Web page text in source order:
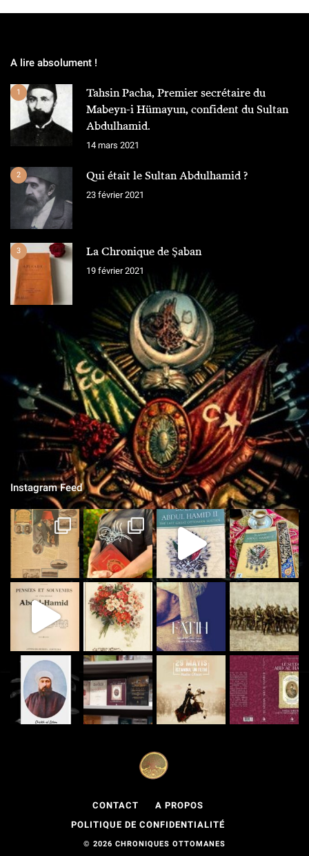
A lire absolument !
1
Tahsin Pacha, Premier secrétaire du
Mabeyn-i Hümayun, confident du Sultan
Abdulhamid.
14 mars 2021
2 Qui était le Sultan Abdulhamid ?
23 février 2021
3 La Chronique de Şaban
19 février 2021
L'ÉQUIPE
Chroniques Ottomanes
"Si je tombe sur le champ de bataille, qu'on grave sur la pierre,
qu'on ne vit que ce que nous réserve notre destin..."
Instagram Feed
CONTACT
A PROPOS
POLITIQUE DE CONFIDENTIALITÉ
© 2026 CHRONIQUES OTTOMANES